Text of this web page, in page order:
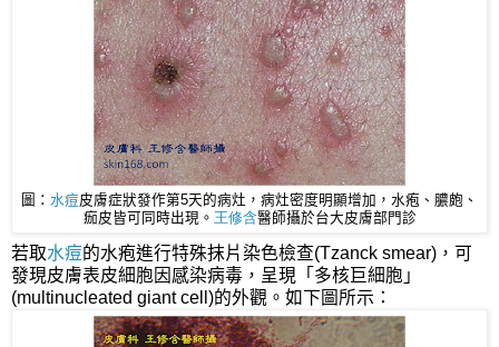
圖： 水痘皮膚症狀發作第5天的病灶，病灶密度明顯增加，水疱、膿皰、
痂皮皆可同時出現。 王修含醫師攝於台大皮膚部門診
若取水痘的水疱進行特殊抹片染色檢查(Tzanck smear)，可
發現皮膚表皮細胞因感染病毒，呈現「多核巨細胞」
(multinucleated giant cell)的外觀。如下圖所示：